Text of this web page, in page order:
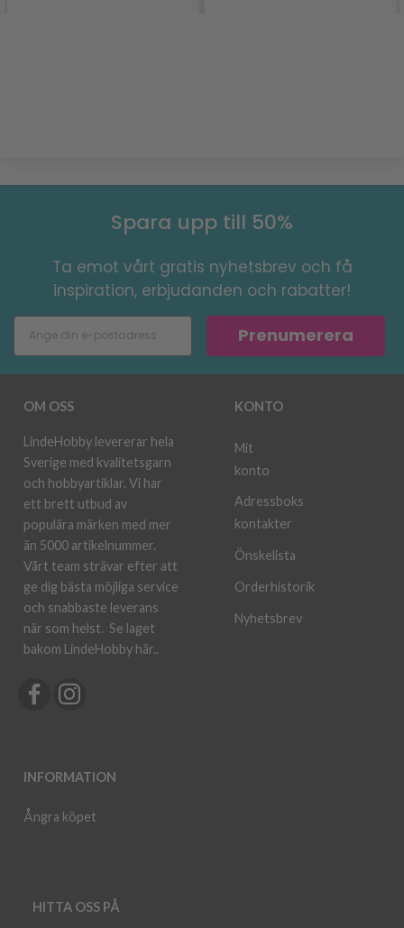
Spara upp till 50%
Ta emot vårt gratis nyhetsbrev och få
inspiration, erbjudanden och rabatter!
Prenumerera
OM OSS
LindeHobby levererar hela
Sverige med kvalitetsgarn
och hobbyartiklar. Vi har
ett brett utbud av
populära märken med mer
än 5000 artikelnummer.
Vårt team strävar efter att
ge dig bästa möjliga service
och snabbaste leverans
när som helst. Se laget
bakom LindeHobby här..
INFORMATION
Ångra köpet
KONTO
Mit
konto
Adressboks
kontakter
Önskelista
Orderhistorik
Nyhetsbrev
HITTA OSS PÅ